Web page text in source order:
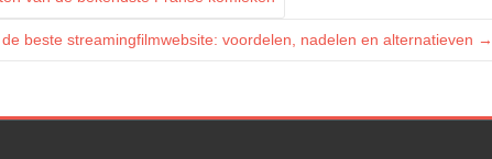
beste streamingfilmwebsite: voordelen, nadelen en alternatieven →